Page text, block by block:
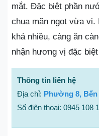
mắt. Đặc biệt phần
chua mặn ngọt vừa
khá nhiều, càng ăn
nhận hương vị đặc
Thông tin liên hệ
Địa chỉ: Phường 8, Bến
Số điện thoại: 0945 108